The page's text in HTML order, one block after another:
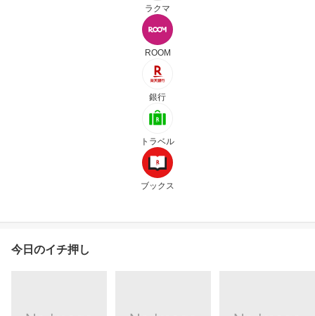
ラクマ
ROOM
銀行
トラベル
ブックス
今日のイチ押し